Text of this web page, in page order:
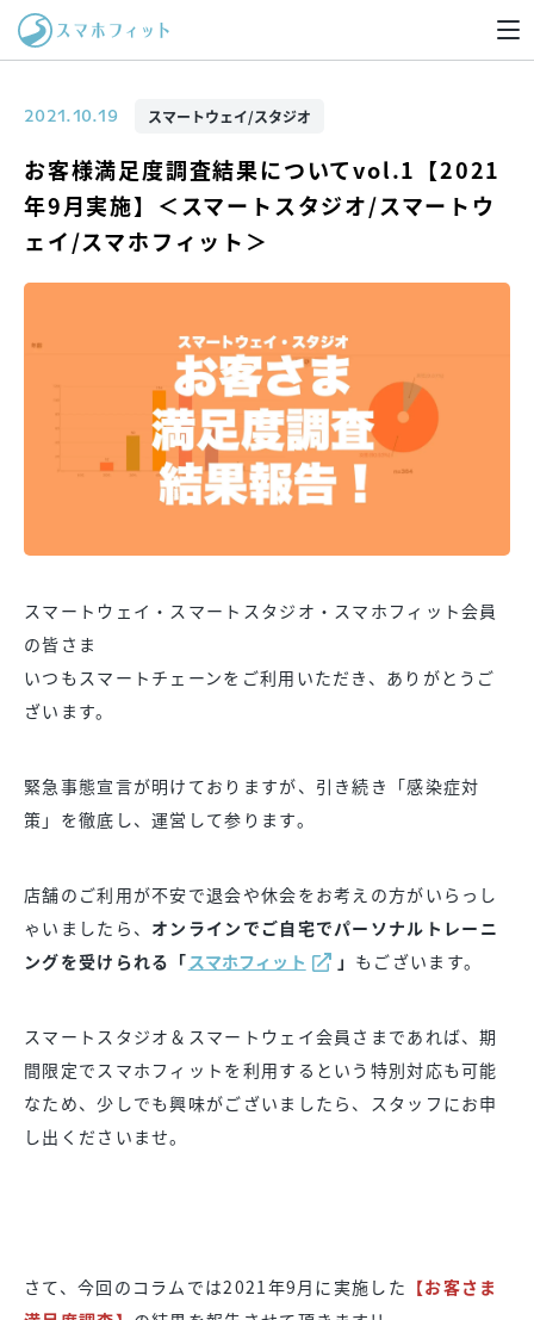
2021.10.19 スマートウェイ/スタジオ
お客様満足度調査結果についてvol.1【2021
年9月実施】＜スマートスタジオ/スマートウ
ェイ/スマホフィット＞
スマートウェイ・スマートスタジオ・スマホフィット会員
の皆さま
いつもスマートチェーンをご利用いただき、ありがとうご
ざいます。
緊急事態宣言が明けておりますが、引き続き「感染症対
策」を徹底し、運営して参ります。
店舗のご利用が不安で退会や休会をお考えの方がいらっし
ゃいましたら、 オンラインでご自宅でパーソナルトレーニ
ングを受けられる「 スマホフィット 」 もございます。
スマートスタジオ＆スマートウェイ会員さまであれば、期
間限定でスマホフィットを利用するという特別対応も可能
なため、少しでも興味がございましたら、スタッフにお申
し出くださいませ。
さて、今回のコラムでは2021年9月に実施した 【お客さま